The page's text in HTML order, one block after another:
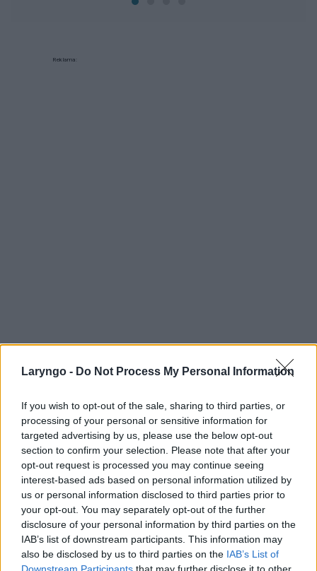
Laryngo - Do Not Process My Personal Information
If you wish to opt-out of the sale, sharing to third parties, or
processing of your personal or sensitive information for
targeted advertising by us, please use the below opt-out
section to confirm your selection. Please note that after your
opt-out request is processed you may continue seeing
interest-based ads based on personal information utilized by
us or personal information disclosed to third parties prior to
your opt-out. You may separately opt-out of the further
disclosure of your personal information by third parties on the
IAB’s list of downstream participants. This information may
also be disclosed by us to third parties on the IAB’s List of
Reklama:
POPULARNE PORADY